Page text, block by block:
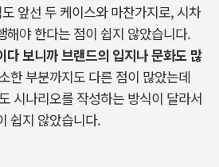
앞선 두 케이스와 마찬가지로, 시차
해야 한다는 점이 쉽지 않았습니다.
다 보니까 브랜드의 입지나 문화도 많
한 부분까지도 다른 점이 많았는데
시나리오를 작성하는 방식이 달라서
쉽지 않았습니다.